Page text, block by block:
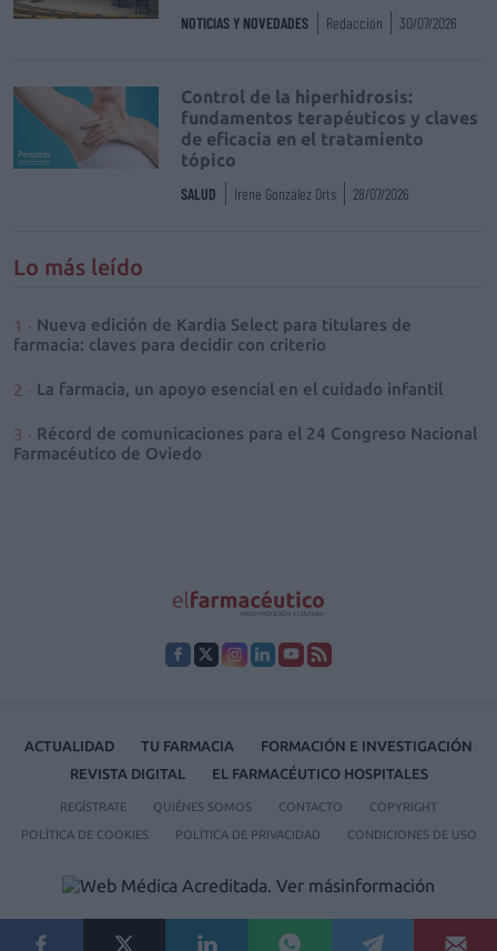
NOTICIAS Y NOVEDADES Redacción 30/07/2026
Control de la hiperhidrosis:
fundamentos terapéuticos y claves
de eficacia en el tratamiento
tópico
SALUD Irene González Orts 28/07/2026
Lo más leído
Nueva edición de Kardia Select para titulares de
farmacia: claves para decidir con criterio
La farmacia, un apoyo esencial en el cuidado infantil
Récord de comunicaciones para el 24 Congreso Nacional
Farmacéutico de Oviedo
ACTUALIDAD TU FARMACIA
FORMACIÓN E INVESTIGACIÓN
REVISTA DIGITAL
EL FARMACÉUTICO HOSPITALES
REGÍSTRATE QUIÉNES SOMOS CONTACTO COPYRIGHT
POLÍTICA DE COOKIES POLÍTICA DE PRIVACIDAD CONDICIONES DE USO
© 2026 Ediciones MAYO, S.A.U.